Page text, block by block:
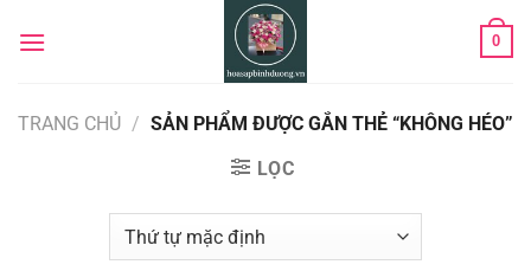
đến
0
TRANG CHỦ / SẢN PHẨM ĐƯỢC GẮN THẺ “KHÔNG HÉO”
LỌC